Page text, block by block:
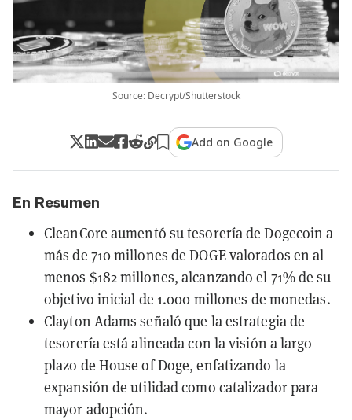
Source: Decrypt/Shutterstock
Add on Google
En Resumen
CleanCore aumentó su tesorería de Dogecoin a
más de 710 millones de DOGE valorados en al
menos $182 millones, alcanzando el 71% de su
objetivo inicial de 1.000 millones de monedas.
Clayton Adams señaló que la estrategia de
tesorería está alineada con la visión a largo
plazo de House of Doge, enfatizando la
expansión de utilidad como catalizador para
mayor adopción.